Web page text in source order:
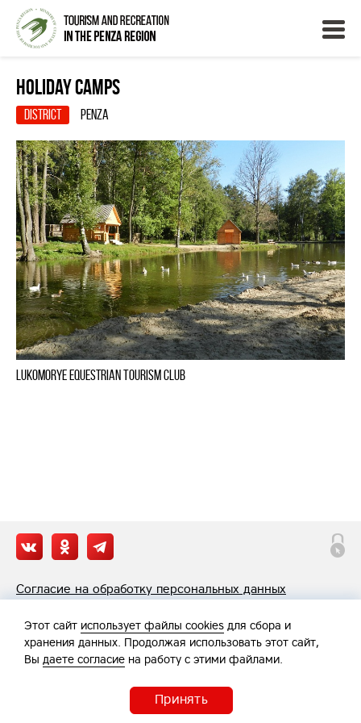
Holiday Camps
District Penza
Lukomorye Equestrian Tourism Club
Согласие на обработку персональных данных
Этот сайт использует файлы cookies для сбора и
хранения данных. Продолжая использовать этот сайт,
Вы даете согласие на работу с этими файлами.
Принять